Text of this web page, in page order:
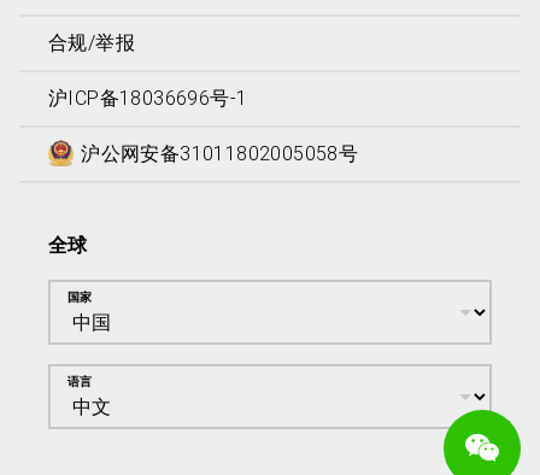
合规/举报
沪ICP备18036696号-1
沪公网安备31011802005058号
全球
国家
语言